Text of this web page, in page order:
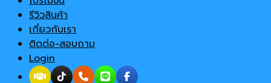
รีวิวสินค้า
เกี่ยวกับเรา
ติดต่อ-สอบถาม
Login